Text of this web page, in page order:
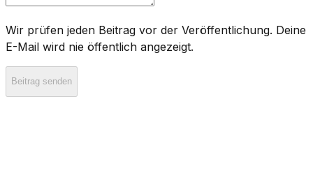
Wir prüfen jeden Beitrag vor der Veröffentlichung. Deine
E-Mail wird nie öffentlich angezeigt.
Beitrag senden